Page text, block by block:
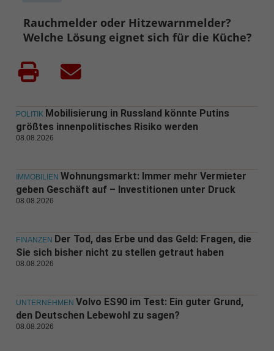
Rauchmelder oder Hitzewarnmelder?
Welche Lösung eignet sich für die Küche?
POLITIK Mobilisierung in Russland könnte Putins
größtes innenpolitisches Risiko werden
08.08.2026
IMMOBILIEN Wohnungsmarkt: Immer mehr Vermieter
geben Geschäft auf – Investitionen unter Druck
08.08.2026
FINANZEN Der Tod, das Erbe und das Geld: Fragen, die
Sie sich bisher nicht zu stellen getraut haben
08.08.2026
UNTERNEHMEN Volvo ES90 im Test: Ein guter Grund,
den Deutschen Lebewohl zu sagen?
08.08.2026